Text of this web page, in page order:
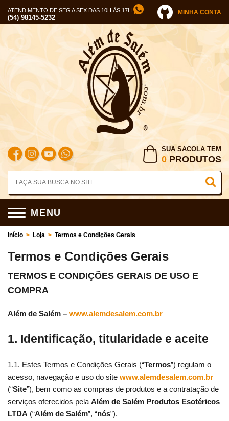
ATENDIMENTO DE SEG A SEX DAS 10H ÀS 17H
(54) 98145-5232
MINHA CONTA
SUA SACOLA TEM
0PRODUTOS
MENU
Início > Loja > Termos e Condições Gerais
Termos e Condições Gerais
TERMOS E CONDIÇÕES GERAIS DE USO E
COMPRA
Além de Salém – www.alemdesalem.com.br
1. Identificação, titularidade e aceite
1.1. Estes Termos e Condições Gerais (“Termos”) regulam o
acesso, navegação e uso do site www.alemdesalem.com.br
(“Site”), bem como as compras de produtos e a contratação de
serviços oferecidos pela Além de Salém Produtos Esotéricos
LTDA (“Além de Salém”, “nós”).